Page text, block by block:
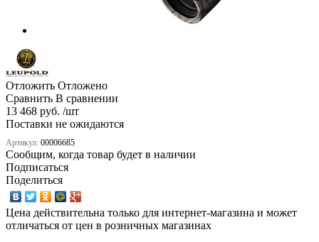
Отложить Отложено
Сравнить В сравнении
13 468 руб. /шт
Поставки не ожидаются
Артикул: 00006685
Сообщим, когда товар будет в наличии
Подписаться
Поделиться
Цена действительна только для интернет-магазина и может
отличаться от цен в розничных магазинах